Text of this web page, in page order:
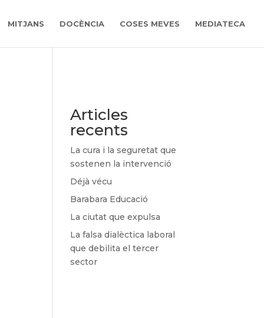
MITJANS DOCÈNCIA COSES MEVES MEDIATECA
Articles
recents
La cura i la seguretat que
sostenen la intervenció
Déjà vécu
Barabara Educació
La ciutat que expulsa
La falsa dialèctica laboral
que debilita el tercer
sector